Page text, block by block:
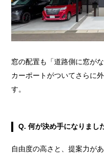
窓の配置も「道路側に窓が
カーポートがついてさらに
す。
Q.何が決め手になりまし
自由度の高さと、提案力が